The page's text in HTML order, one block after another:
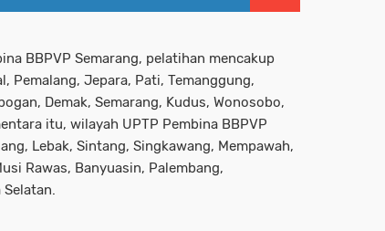
BBPVP Semarang, pelatihan mencakup
Pemalang, Jepara, Pati, Temanggung,
Demak, Semarang, Kudus, Wonosobo,
itu, wilayah UPTP Pembina BBPVP
Lebak, Sintang, Singkawang, Mempawah,
Rawas, Banyuasin, Palembang,